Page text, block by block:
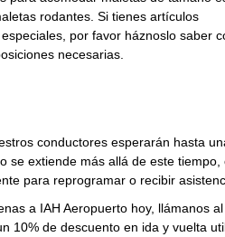
rodantes. Si tienes artículos
por favor háznoslo saber
necesarias.
conductores esperarán hasta
se extiende más allá de este tiempo,
para reprogramar o recibir
a IAH Aeropuerto hoy, llámanos al
10% de descuento en ida y vuelta